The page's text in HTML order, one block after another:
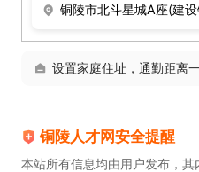
铜陵市北斗星城A座(建
设置家庭住址，通勤距离
铜陵人才网安全提醒
本站所有信息均由用户发布，